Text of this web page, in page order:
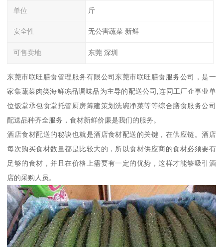
单位 斤
安全性 无公害蔬菜 新鲜
可售卖地 东莞 深圳
东莞市联旺膳食管理服务有限公司东莞市联旺膳食服务公司，是一
家集蔬菜肉类海鲜冻品调味品为主导的配送公司,连同工厂企事业单
位饭堂承包食堂托管厨房筹建策划洗碗净菜等等综合膳食服务公司
配送品种齐全服务，食材新鲜价廉是我们的服务。
酒店食材配送的秘诀也就是酒店食材配送的关键，在供应链。酒店
每次购买食材数量都是比较大的，所以食材供应商的食材必须要有
足够的食材，并且在价格上需要有一定的优势，这样才能够吸引酒
店的采购人员。